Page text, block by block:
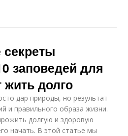
заповедей для
жить долго
дар природы, но результат
и правильного образа жизни.
долгую и здоровую
начать. В этой статье мы